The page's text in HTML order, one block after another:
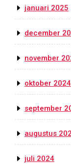
januari 2025
december
november
oktober 2024
september
augustus
juli 2024